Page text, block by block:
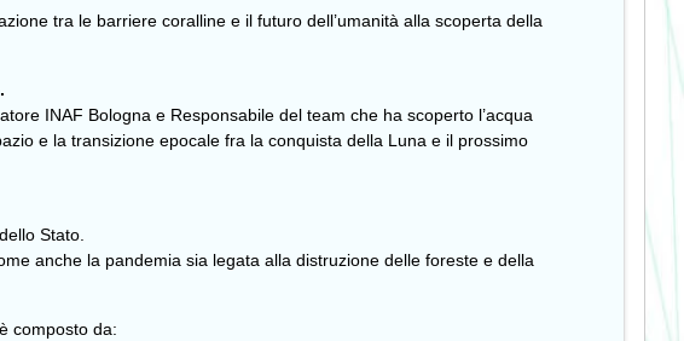
tra le barriere coralline e il futuro dell’umanità alla scoperta della
INAF Bologna e Responsabile del team che ha scoperto l’acqua
e la transizione epocale fra la conquista della Luna e il prossimo
Stato.
anche la pandemia sia legata alla distruzione delle foreste e della
composto da: